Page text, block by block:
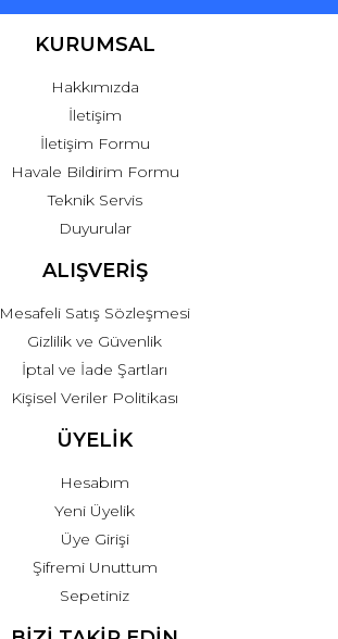
KURUMSAL
Hakkımızda
İletişim
İletişim Formu
Havale Bildirim Formu
Teknik Servis
Duyurular
ALIŞVERİŞ
Mesafeli Satış Sözleşmesi
Gizlilik ve Güvenlik
İptal ve İade Şartları
Kişisel Veriler Politikası
ÜYELİK
Hesabım
Yeni Üyelik
Üye Girişi
Şifremi Unuttum
Sepetiniz